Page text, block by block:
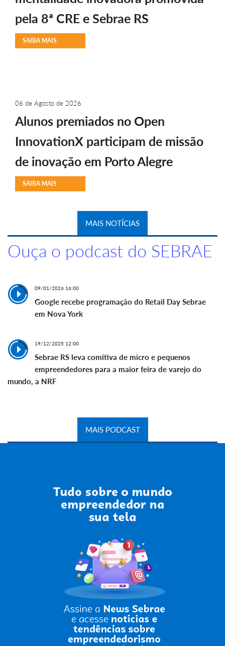
pela 8ª CRE e Sebrae RS
SAIBA MAIS
06 de Agosto de 2026
Alunos premiados no Open
InnovationX participam de missão
de inovação em Porto Alegre
SAIBA MAIS
MAIS NOTÍCIAS
Ouça o podcast do SEBRAE
09/01/2026 16:00
Google recebe programação do Retail Day Sebrae
em Nova York
19/12/2025 12:00
Sebrae RS leva comitiva de micro e pequenos
empreendedores para a maior feira de varejo do
mundo, a NRF
MAIS PODCAST